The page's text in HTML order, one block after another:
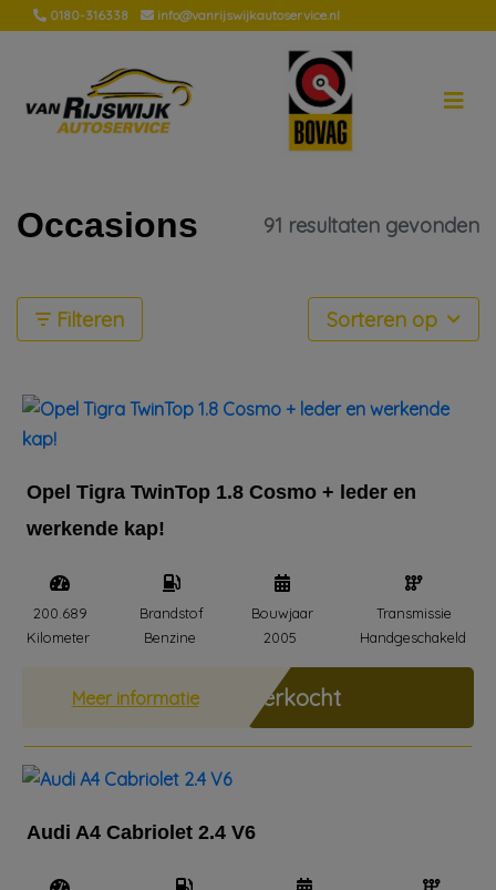
0180-316338 info@vanrijswijkautoservice.nl
Occasions 91 resultaten gevonden
Filteren Sorteren op
Opel Tigra TwinTop 1.8 Cosmo + leder en
werkende kap!
200.689
Kilometer
Brandstof
Benzine
Bouwjaar
2005
Transmissie
Handgeschakeld
Meer informatie Verkocht
Audi A4 Cabriolet 2.4 V6